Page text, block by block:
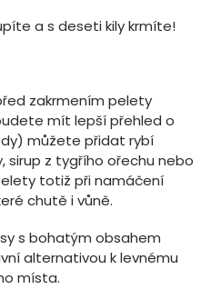
a s deseti kily krmíte!
zakrmením pelety
mít lepší přehled o
můžete přidat rybí
sirup z tygřího ořechu nebo
totiž při namáčení
chutě i vůně.
s bohatým obsahem
alternativou k levnému
místa.